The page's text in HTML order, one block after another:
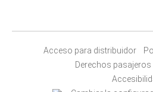
Acceso para distribuidor
Derechos pasajeros